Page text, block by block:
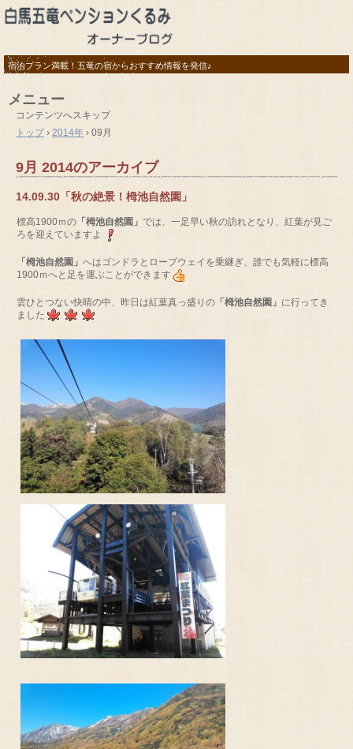
宿泊プラン満載！五竜の宿からおすすめ情報を発信♪
メニュー
コンテンツへスキップ
トップ › 2014年 › 09月
9月 2014のアーカイブ
14.09.30「秋の絶景！栂池自然園」
標高1900ｍの 「栂池自然園」では、一足早い秋の訪れとなり、紅葉が見ご
ろを迎えていますよ
「栂池自然園」へはゴンドラとロープウェイを乗継ぎ、誰でも気軽に標高
1900ｍへと足を運ぶことができます
雲ひとつない快晴の中、昨日は紅葉真っ盛りの 「栂池自然園」 に行ってき
ました